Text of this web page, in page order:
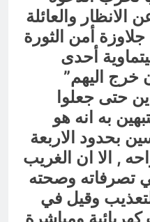
الانظار والعائلة
أمن الثورة
أحدى
خرج اليهم”
حتى جعلوا
به انه هو
بحدود الاربعة
, الا ان الغريب
تصرفاته وصحته
وقيل في